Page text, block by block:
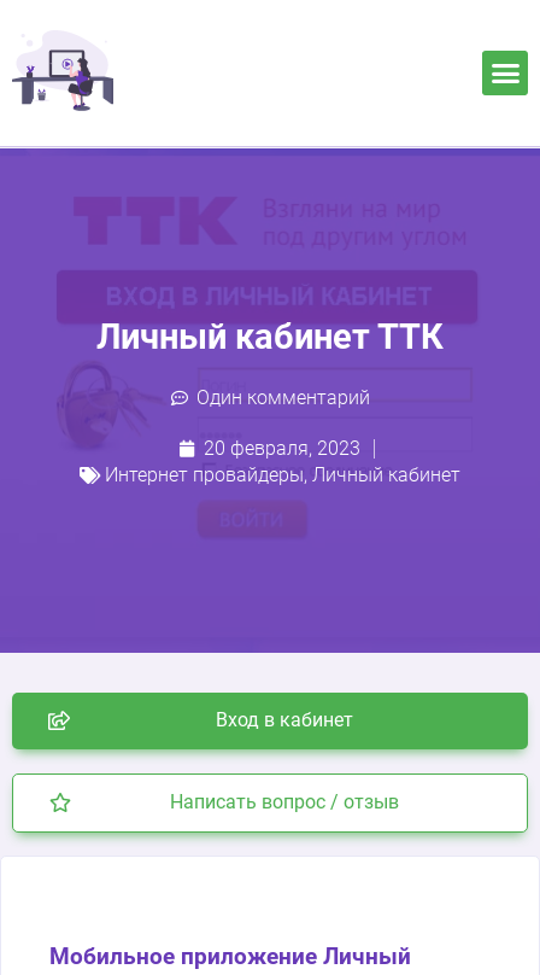
Личный кабинет ТТК
Один комментарий
20 февраля, 2023
Интернет провайдеры, Личный кабинет
Вход в кабинет
Написать вопрос / отзыв
Мобильное приложение Личный